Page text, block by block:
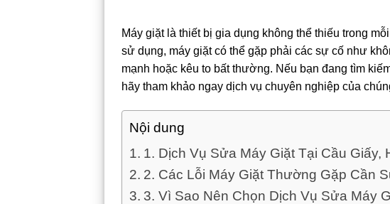
Máy giặt là thiết bị gia dụng không thể thiếu trong
sử dụng, máy giặt có thể gặp phải các sự cố như
mạnh hoặc kêu to bất thường. Nếu bạn đang tìm
hãy tham khảo ngay dịch vụ chuyên nghiệp của
Nội dung
1. Dịch Vụ Sửa Máy Giặt Tại Cầu Giấy,
2. Các Lỗi Máy Giặt Thường Gặp Cần
3. Vì Sao Nên Chọn Dịch Vụ Sửa Máy